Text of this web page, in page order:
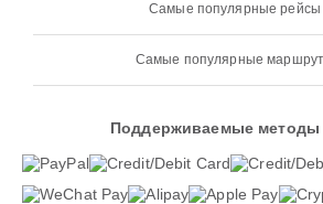
Самые популярные рейсы
Самые популярные
Поддерживаемые методы